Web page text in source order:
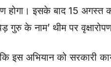
होगा। इसके बाद 15 अगस्त
के नाम’ थीम पर
इस अभियान को सरकारी